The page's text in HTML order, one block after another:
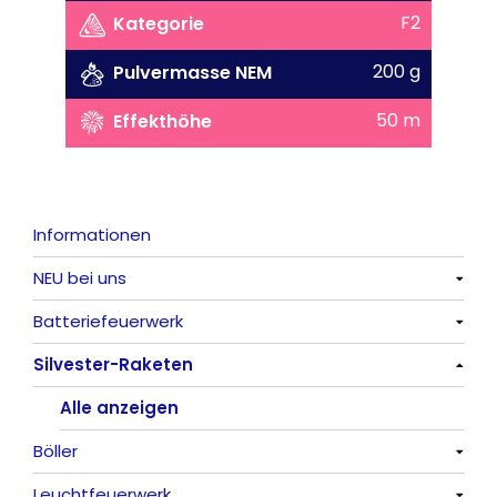
Kategorie
F2
Pulvermasse NEM
200 g
Effekthöhe
50 m
Informationen
NEU bei uns
Alle anzeigen
Batteriefeuerwerk
Alle anzeigen
Silvester-Raketen
Alle anzeigen
Böller